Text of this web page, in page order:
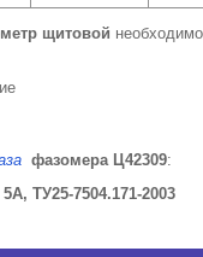
щитовой
фазомера Ц42309:
ТУ25-7504.171-2003